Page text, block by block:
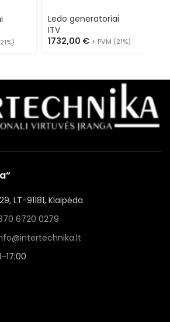
NG70
Ledo generatoriai
ITV
1732,00 € + PVM (21%)
LT-91181, Klaipėda
6720 0279
17:00